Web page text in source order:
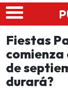
Skip to main
Fiestas
comienza
de
durará?